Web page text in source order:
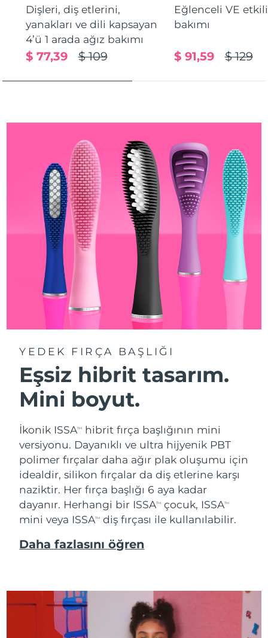
Dişleri, diş etlerini,
yanakları ve dili kapsayan
4’ü 1 arada ağız bakımı
$ 109
$ 77,39
Eğlenceli VE etkili
bakımı
$ 129
$ 91,59
YEDEK FIRÇA BAŞLIĞI
Eşsiz hibrit tasarım.
Mini boyut.
İkonik ISSATM
hibrit fırça başlığının mini
versiyonu. Dayanıklı ve ultra hijyenik PBT
polimer fırçalar daha ağır plak oluşumu için
idealdir, silikon fırçalar da diş etlerine karşı
naziktir. Her fırça başlığı 6 aya kadar
dayanır. Herhangi bir ISSATM çocuk, ISSATM
mini veya ISSATM diş fırçası ile kullanılabilir.
Daha fazlasını öğren
Türkiye Tahmini teslim tarihi 8/10/26
Birleşik Arap
Emirlikleri
Tahmini teslim tarihi
Birleşik Krallık Tahmini teslim tarihi8/9/26
Devletleri
Özbekistan Tahmini teslim tarihi 8/14/26
Vietnam Tahmini teslim tarihi 8/15/26